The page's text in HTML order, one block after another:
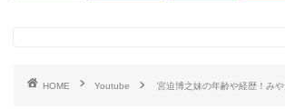
HOME Youtube 宮迫博之妹の年齢や経歴！みや